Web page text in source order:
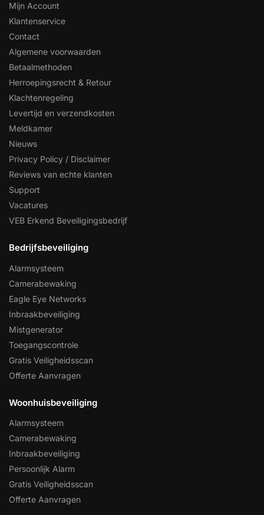
Mijn Account
Klantenservice
Contact
Algemene voorwaarden
Betaalmethoden
Herroepingsrecht & Retour
Klachtenregeling
Levertijd en verzendkosten
Meldkamer
Nieuws
Privacy Policy / Disclaimer
Reviews van echte klanten
Support
Vacatures
VEB Erkend Beveiligingsbedrijf
Bedrijfsbeveiliging
Alarmsysteem
Camerabewaking
Eagle Eye Networks
Inbraakbeveiliging
Mistgenerator
Toegangscontrole
Gratis Veiligheidsscan
Offerte Aanvragen
Woonhuisbeveiliging
Alarmsysteem
Camerabewaking
Inbraakbeveiliging
Persoonlijk Alarm
Gratis Veiligheidsscan
Offerte Aanvragen